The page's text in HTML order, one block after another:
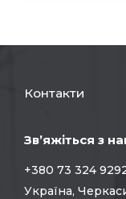
Контакти
Зв’яжіться з
+380 73 324
Україна,